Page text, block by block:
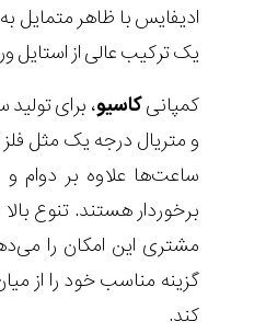
یک ترکیب عالی از استایل
کمپانیکاسیو، برای
و متریال درجه یک مثل
ساعت‌ها علاوه بر دوام و
برخوردار هستند. تنوع
مشتری این امکان را
گزینه‌ مناسب خود را از
کند.